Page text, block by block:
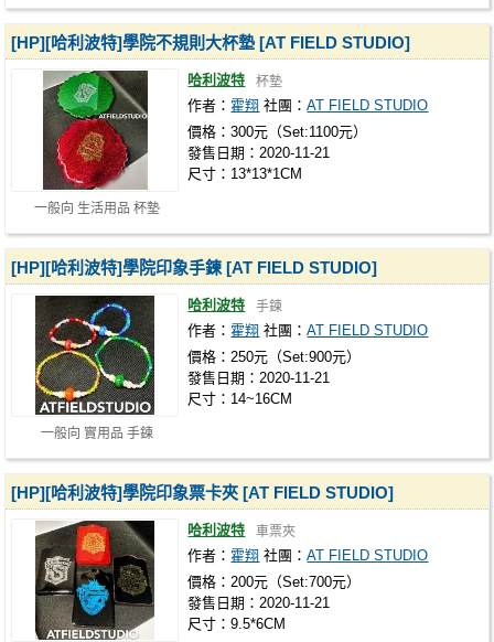
一般向 生活用品 杯墊
[HP][哈利波特]學院不規則大杯墊 [AT FIELD STUDIO]
哈利波特 杯墊
作者： 霍翔 社團：AT FIELD STUDIO
價格：300元（Set:1100元）
發售日期：2020-11-21
尺寸：13*13*1CM
一般向 實用品 手鍊
[HP][哈利波特]學院印象手鍊 [AT FIELD STUDIO]
哈利波特 手鍊
作者： 霍翔 社團：AT FIELD STUDIO
價格：250元（Set:900元）
發售日期：2020-11-21
尺寸：14~16CM
[HP][哈利波特]學院印象票卡夾 [AT FIELD STUDIO]
哈利波特 車票夾
作者： 霍翔 社團：AT FIELD STUDIO
價格：200元（Set:700元）
發售日期：2020-11-21
尺寸：9.5*6CM